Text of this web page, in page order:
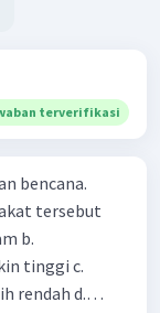
terverifikasi
bencana.
tersebut
b.
tinggi c.
rendah d.